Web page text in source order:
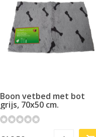
Boon vetbed met bot
grijs, 70x50 cm.